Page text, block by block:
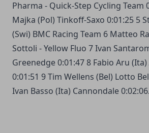
Pharma - Quick-Step Cycling Team
Majka (Pol) Tinkoff-Saxo 0:01:25 5
(Swi) BMC Racing Team 6 Matteo
Sottoli - Yellow Fluo 7 Ivan
Greenedge 0:01:47 8 Fabio Aru
0:01:51 9 Tim Wellens (Bel) Lotto
Ivan Basso (Ita) Cannondale 0:02:06.